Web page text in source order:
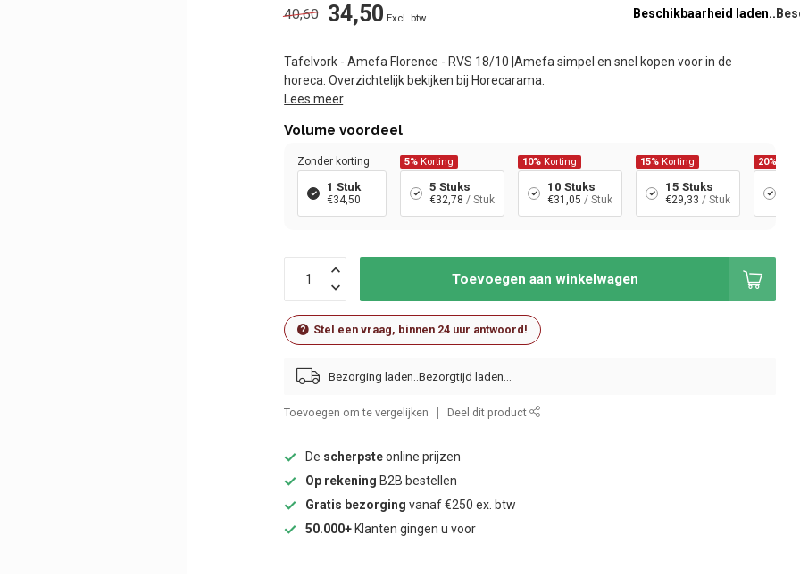
40,60 34,50 Excl. btw Beschikbaarheid laden..
Tafelvork - Amefa Florence - RVS 18/10 |Amefa simpel en snel kopen voor in de
horeca. Overzichtelijk bekijken bij Horecarama.
Lees meer.
Volume voordeel
Zonder korting
1 Stuk
€34,50
5% Korting
5 Stuks
€32,78 / Stuk
10% Korting
10 Stuks
€31,05 / Stuk
15% Korting
15 Stuks
€29,33 / Stuk
20%
Toevoegen aan winkelwagen
Stel een vraag, binnen 24 uur antwoord!
Bezorging laden..
Toevoegen om te vergelijken Deel dit product
De scherpsteonline prijzen
Op rekening B2B bestellen
Gratis bezorging vanaf €250 ex. btw
50.000+ Klanten gingen u voor